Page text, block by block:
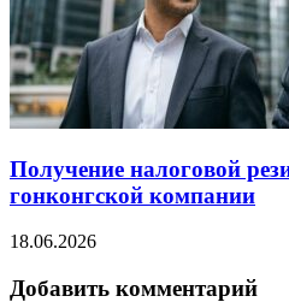
Получение налоговой
гонконгской компании
18.06.2026
Добавить комментарий